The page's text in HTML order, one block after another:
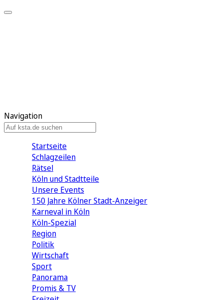
Navigation
Startseite
Schlagzeilen
Rätsel
Köln und Stadtteile
Unsere Events
150 Jahre Kölner Stadt-Anzeiger
Karneval in Köln
Köln-Spezial
Region
Politik
Wirtschaft
Sport
Panorama
Promis & TV